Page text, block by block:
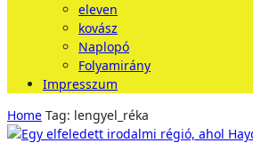
eleven
kovász
Naplopó
Folyamirány
Impresszum
Home Tag: lengyel_réka